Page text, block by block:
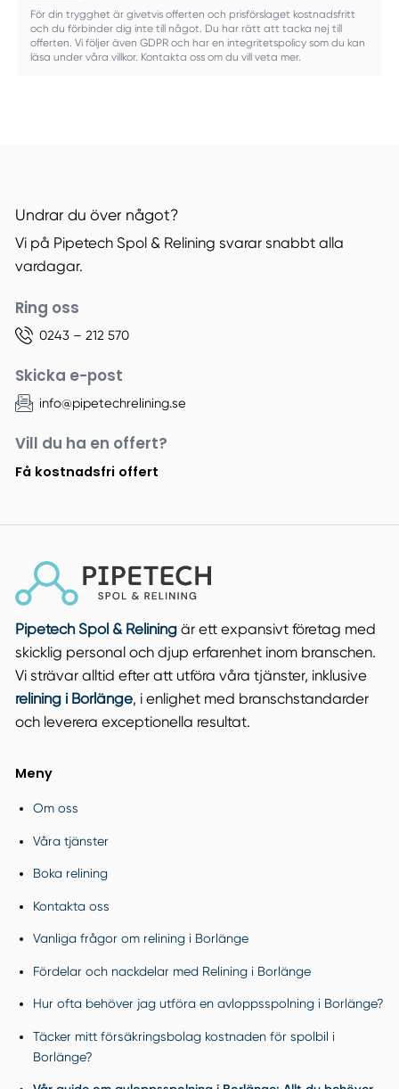
För din trygghet är givetvis offerten och prisförslaget kostnadsfritt
och du förbinder dig inte till något. Du har rätt att tacka nej till
offerten. Vi följer även GDPR och har en integritetspolicy som du kan
läsa under våra villkor. Kontakta oss om du vill veta mer.
Undrar du över något?
Vi på Pipetech Spol & Relining svarar snabbt alla
vardagar.
Ring oss
0243 – 212 570
Skicka e-post
info@pipetechrelining.se
Vill du ha en offert?
Få kostnadsfri offert
Pipetech Spol & Reliningär ett expansivt företag med
skicklig personal och djup erfarenhet inom branschen.
Vi strävar alltid efter att utföra våra tjänster, inklusive
relining i Borlänge, i enlighet med branschstandarder
och leverera exceptionella resultat.
Meny
Om oss
Våra tjänster
Boka relining
Kontakta oss
Vanliga frågor om relining i Borlänge
Fördelar och nackdelar med Relining i Borlänge
Hur ofta behöver jag utföra en avloppsspolning i Borlänge?
Täcker mitt försäkringsbolag kostnaden för spolbil i
Borlänge?